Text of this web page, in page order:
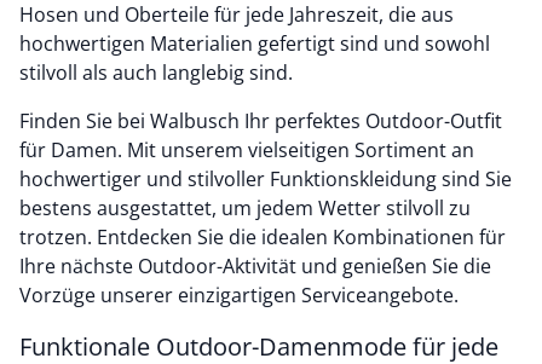
Hosen und Oberteile für jede Jahreszeit, die aus
hochwertigen Materialien gefertigt sind und sowohl
stilvoll als auch langlebig sind.
Finden Sie bei Walbusch Ihr perfektes Outdoor-Outfit
für Damen. Mit unserem vielseitigen Sortiment an
hochwertiger und stilvoller Funktionskleidung sind Sie
bestens ausgestattet, um jedem Wetter stilvoll zu
trotzen. Entdecken Sie die idealen Kombinationen für
Ihre nächste Outdoor-Aktivität und genießen Sie die
Vorzüge unserer einzigartigen Serviceangebote.
Funktionale Outdoor-Damenmode für jede